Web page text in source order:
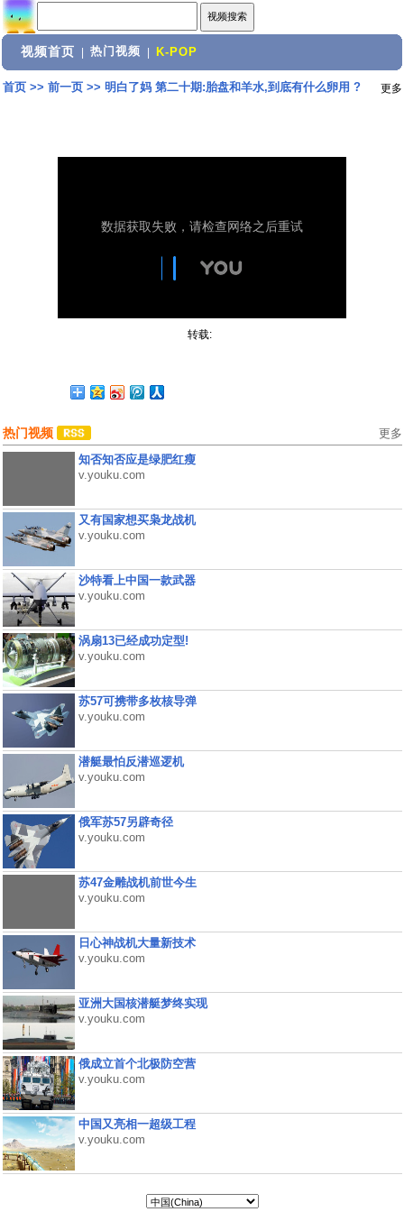
视频首页 热门视频 K-POP
首页>> 前一页>> 明白了妈 第二十期:胎盘和羊水,到底有什么卵用 ? 更多
转载:
热门视频 更多
知否知否应是绿肥红瘦
v.youku.com
又有国家想买枭龙战机
v.youku.com
沙特看上中国一款武器
v.youku.com
涡扇13已经成功定型!
v.youku.com
苏57可携带多枚核导弹
v.youku.com
潜艇最怕反潜巡逻机
v.youku.com
俄军苏57另辟奇径
v.youku.com
苏47金雕战机前世今生
v.youku.com
日心神战机大量新技术
v.youku.com
亚洲大国核潜艇梦终实现
v.youku.com
俄成立首个北极防空营
v.youku.com
中国又亮相一超级工程
v.youku.com